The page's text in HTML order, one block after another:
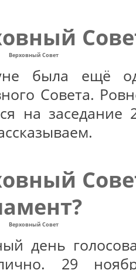
Верховный Совет
была ещё
Совета.
на
Верховный Совет
день
29